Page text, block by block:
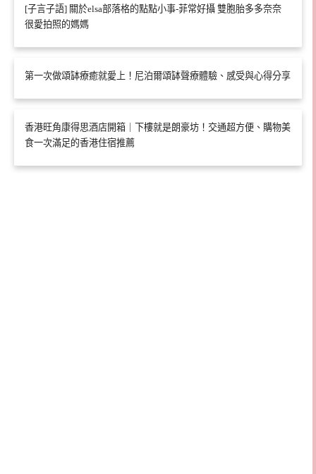
[子言子語] 關於elsa部落格的點點小事-菲常好攝 雙胞胎多多奈奈
很愛拍照的媽媽
第一次做頌缽療癒就愛上！尼泊爾頌缽聲療體驗、感受與心得分享
香港旺角康得思酒店開箱｜下樓就是朗豪坊！交通超方便、購物美
食一次滿足的香港住宿推薦